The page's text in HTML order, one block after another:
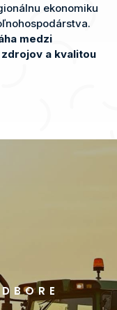
ekonomiku
medzi
a kvalitou